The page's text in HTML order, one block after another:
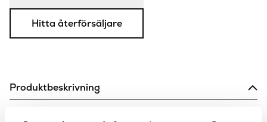
Hitta återförsäljare
Produktbeskrivning
Cone 195 lampskärm från Astro. En stilfull modell lampskärm